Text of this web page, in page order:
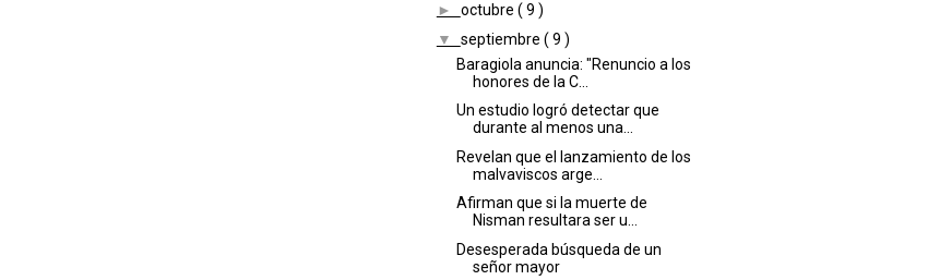
► octubre ( 9 )
▼ septiembre ( 9 )
Baragiola anuncia: "Renuncio a los
honores de la C...
Un estudio logró detectar que
durante al menos una...
Revelan que el lanzamiento de los
malvaviscos arge...
Afirman que si la muerte de
Nisman resultara ser u...
Desesperada búsqueda de un
señor mayor